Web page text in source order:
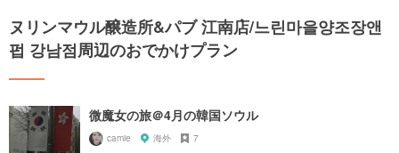
ヌリンマウル醸造所&パブ 江南店/느린마을양조장앤
펍 강남점周辺のおでかけプラン
微魔女の旅＠4月の韓国ソウル
camie 海外 7